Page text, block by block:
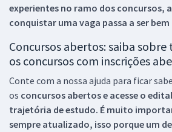
experientes no ramo dos concursos,
conquistar uma vaga passa a ser
Concursos abertos: saiba sobre
os concursos com inscrições
Conte com a nossa ajuda para ficar
os concursos abertos e acesse o
trajetória de estudo. É muito
sempre atualizado, isso porque um